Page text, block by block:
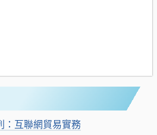
：互聯網貿易實務